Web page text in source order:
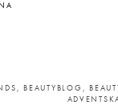
BEAUTYBLOG,